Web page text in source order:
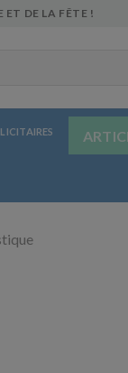
ET DE LA FÊTE !